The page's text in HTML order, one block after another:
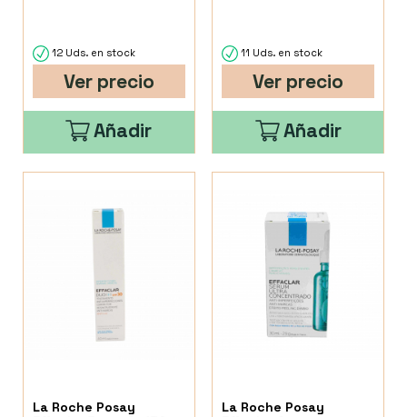
12 Uds. en stock
Ver precio
Añadir
11 Uds. en stock
Ver precio
Añadir
La Roche Posay
La Roche Posay